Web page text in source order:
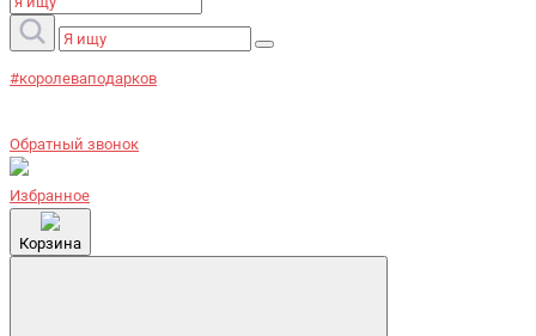
#королеваподарков
Обратный звонок
Избранное
Корзина